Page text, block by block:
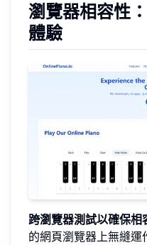
瀏覽器相容性
體驗
跨瀏覽器測試以確保相
的網頁瀏覽器上無縫運